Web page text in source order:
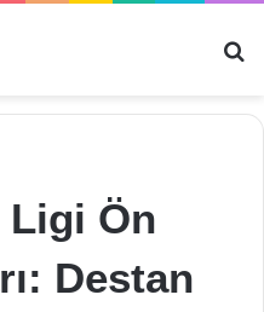
Ligi Ön
Destan